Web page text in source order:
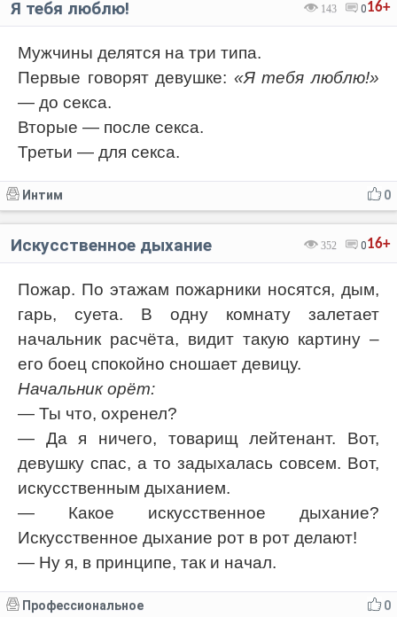
16+
143 0
Я тебя люблю!
Мужчины делятся на три типа.
Первые говорят девушке: «Я тебя люблю!»
— до секса.
Вторые — после секса.
Третьи — для секса.
0
Интим
16+
352 0
Искусственное дыхание
Пожар. По этажам пожарники носятся, дым,
гарь, суета. В одну комнату залетает
начальник расчёта, видит такую картину –
его боец спокойно сношает девицу.
Начальник орёт:
— Ты что, охренел?
— Да я ничего, товарищ лейтенант. Вот,
девушку спас, а то задыхалась совсем. Вот,
искусственным дыханием.
— Какое искусственное дыхание?
Искусственное дыхание рот в рот делают!
— Ну я, в принципе, так и начал.
0
Профессиональное